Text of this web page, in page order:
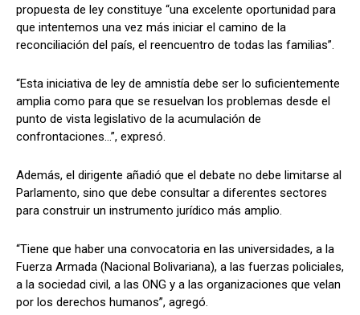
propuesta de ley constituye “una excelente oportunidad para
que intentemos una vez más iniciar el camino de la
reconciliación del país, el reencuentro de todas las familias”.
“Esta iniciativa de ley de amnistía debe ser lo suficientemente
amplia como para que se resuelvan los problemas desde el
punto de vista legislativo de la acumulación de
confrontaciones…”, expresó.
Además, el dirigente añadió que el debate no debe limitarse al
Parlamento, sino que debe consultar a diferentes sectores
para construir un instrumento jurídico más amplio.
“Tiene que haber una convocatoria en las universidades, a la
Fuerza Armada (Nacional Bolivariana), a las fuerzas policiales,
a la sociedad civil, a las ONG y a las organizaciones que velan
por los derechos humanos”, agregó.